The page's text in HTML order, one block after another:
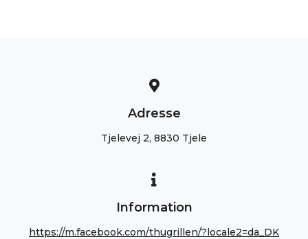
Adresse
Tjelevej 2, 8830 Tjele
Information
https://m.facebook.com/thugrillen/?locale2=da_DK